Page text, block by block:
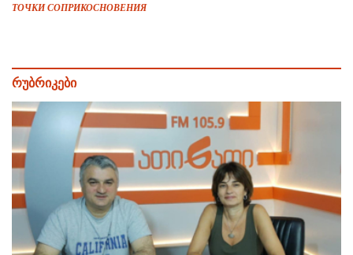
ТОЧКИ СОПРИКОСНОВЕНИЯ
რუბრიკები